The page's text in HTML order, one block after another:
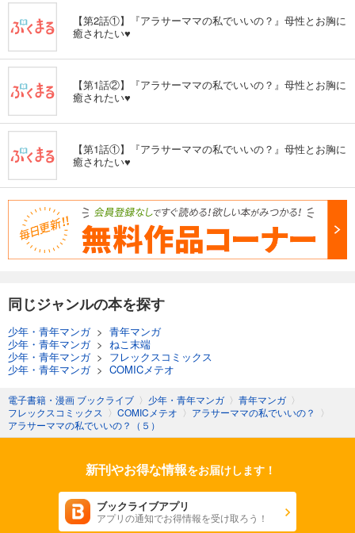
【第2話①】『アラサーママの私でいいの？』母性とお胸に
癒されたい♥
【第1話②】『アラサーママの私でいいの？』母性とお胸に
癒されたい♥
【第1話①】『アラサーママの私でいいの？』母性とお胸に
癒されたい♥
同じジャンルの本を探す
少年・青年マンガ> 青年マンガ
少年・青年マンガ> ねこ末端
少年・青年マンガ> フレックスコミックス
少年・青年マンガ> COMICメテオ
電子書籍・漫画 ブックライブ 〉 少年・青年マンガ 〉 青年マンガ 〉
フレックスコミックス 〉 COMICメテオ 〉 アラサーママの私でいいの？
〉
アラサーママの私でいいの？（５）
新刊やお得な情報をお届けします！
ブックライブアプリ
アプリの通知でお得情報を受け取ろう！